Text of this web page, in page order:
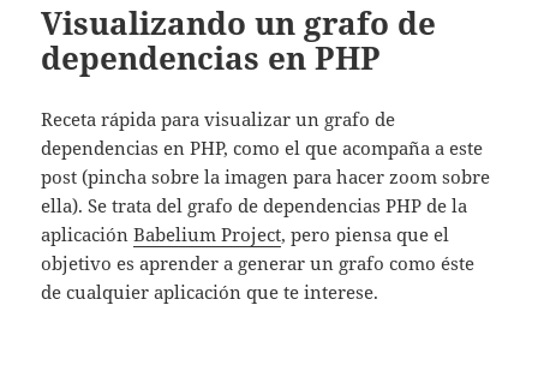
Visualizando un grafo de
dependencias en PHP
Receta rápida para visualizar un grafo de
dependencias en PHP, como el que acompaña a este
post (pincha sobre la imagen para hacer zoom sobre
ella). Se trata del grafo de dependencias PHP de la
aplicaciónBabelium Project, pero piensa que el
objetivo es aprender a generar un grafo como éste
de cualquier aplicación que te interese.